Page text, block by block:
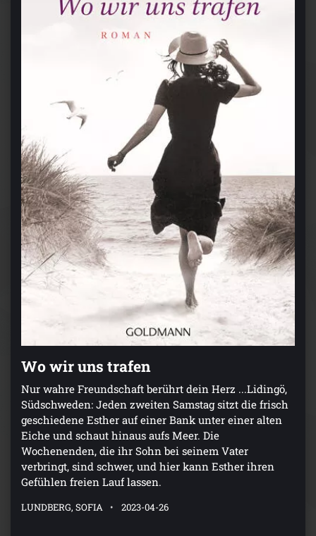
Wo wir uns trafen
Nur wahre Freundschaft berührt dein Herz ...Lidingö,
Südschweden: Jeden zweiten Samstag sitzt die frisch
geschiedene Esther auf einer Bank unter einer alten
Eiche und schaut hinaus aufs Meer. Die
Wochenenden, die ihr Sohn bei seinem Vater
verbringt, sind schwer, und hier kann Esther ihren
Gefühlen freien Lauf lassen.
LUNDBERG, SOFIA 2023-04-26